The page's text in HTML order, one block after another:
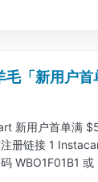
「新用户首
新用户首单满
册链接 1
WBO1F01B1 或